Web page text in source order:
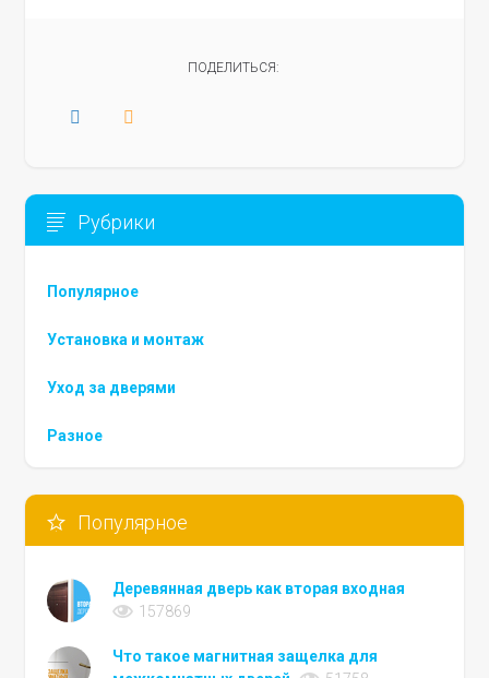
ПОДЕЛИТЬСЯ:
Рубрики
Популярное
Установка и монтаж
Уход за дверями
Разное
Популярное
Деревянная дверь как вторая входная
157869
Что такое магнитная защелка для